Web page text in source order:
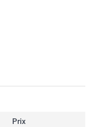
Prix